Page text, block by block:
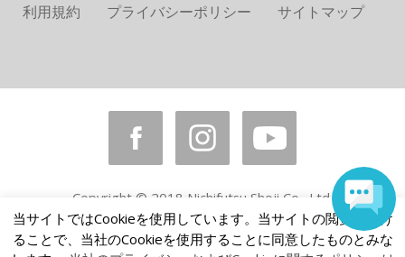
利用規約 プライバシーポリシー サイトマップ
Copyright © 2018 Nichifutsu Shoji Co., Ltd.
All rights reserved.
当サイトではCookieを使用しています。当サイトの閲覧を続け
ることで、当社のCookieを使用することに同意したものとみな